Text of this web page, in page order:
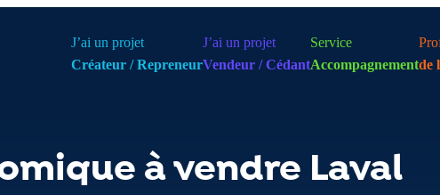
J’ai un projet
Créateur / Repreneur
J’ai un projet
Vendeur / Cédant
Service
Accompagnementde
à vendre Laval